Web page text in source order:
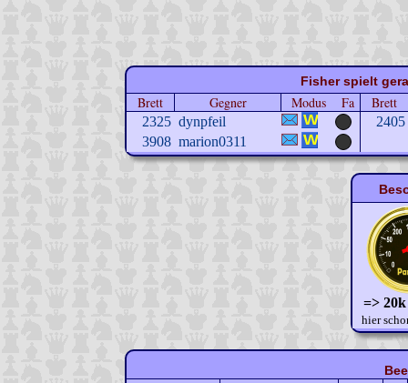
Fisher spielt
Brett Gegner Modus Fa Brett
2325 dynpfeil
2405
3908 marion0311
=>
hier